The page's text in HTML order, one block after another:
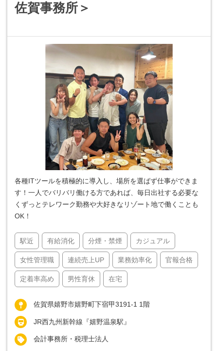
佐賀事務所＞
各種ITツールを積極的に導入し、場所を選ばず仕事ができま
す！一人でバリバリ働ける方であれば、毎日出社する必要な
くずっとテレワーク勤務や大好きなリゾート地で働くことも
OK！
駅近 有給消化 分煙・禁煙 カジュアル
女性管理職 連続売上UP 業務効率化 官報合格
定着率高め 男性育休 在宅
佐賀県嬉野市嬉野町下宿甲3191-1 1階
JR西九州新幹線『嬉野温泉駅』
会計事務所・税理士法人